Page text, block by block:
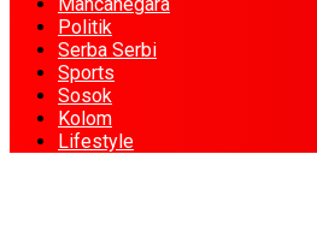
Politik
Serba Serbi
Sports
Sosok
Kolom
Lifestyle